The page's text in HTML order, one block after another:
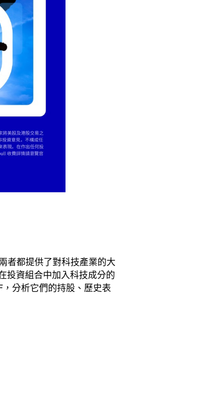
者都提供了對科技產業的大
投資組合中加入科技成分的
分析它們的持股、歷史表